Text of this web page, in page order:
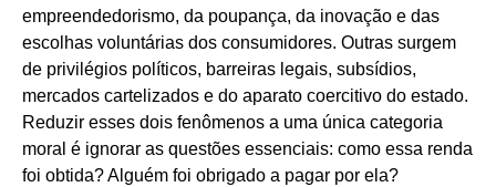
empreendedorismo, da poupança, da inovação e das
escolhas voluntárias dos consumidores. Outras surgem
de privilégios políticos, barreiras legais, subsídios,
mercados cartelizados e do aparato coercitivo do estado.
Reduzir esses dois fenômenos a uma única categoria
moral é ignorar as questões essenciais: como essa renda
foi obtida? Alguém foi obrigado a pagar por ela?